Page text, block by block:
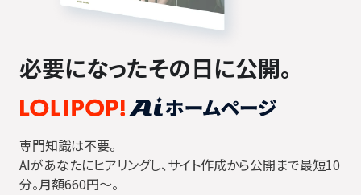
必要になったその日に公開。
専門知識は不要。
AIがあなたにヒアリングし、サイト作成から公開まで最短10
分。月額660円〜。